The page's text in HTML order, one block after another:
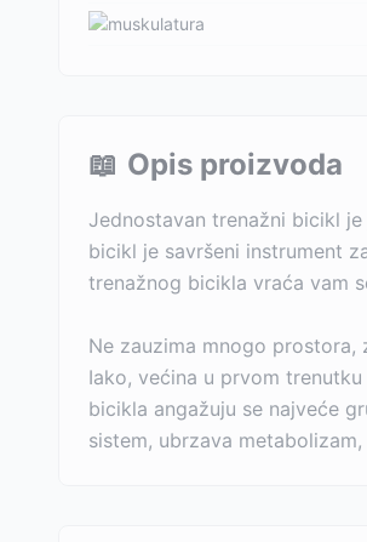
📖 Opis proizvoda
Jednostavan trenažni bicikl
bicikl je savršeni instrument
trenažnog bicikla vraća vam
Ne zauzima mnogo
Iako, većina u prvom
bicikla angažuju se najveće
sistem, ubrzava